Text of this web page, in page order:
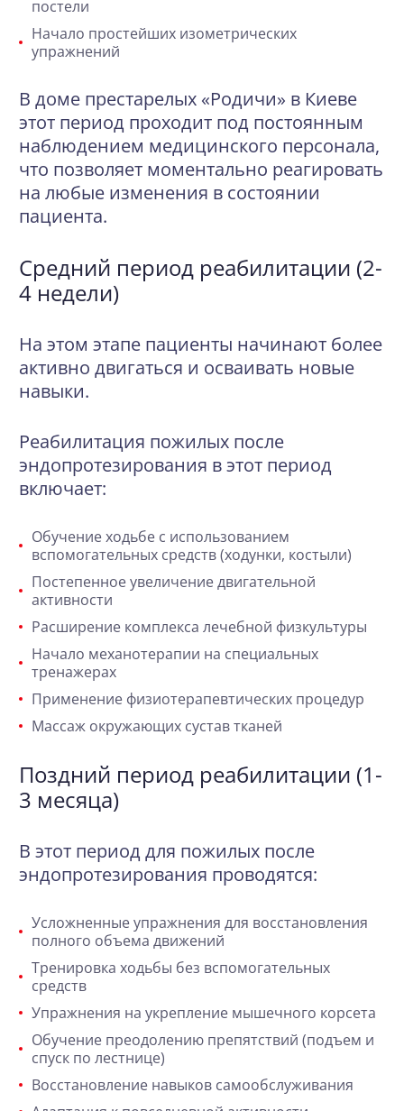
постели
Начало простейших изометрических
упражнений
В доме престарелых «Родичи» в Киеве
этот период проходит под постоянным
наблюдением медицинского персонала,
что позволяет моментально реагировать
на любые изменения в состоянии
пациента.
Средний период реабилитации (2-
4 недели)
На этом этапе пациенты начинают более
активно двигаться и осваивать новые
навыки.
Реабилитация пожилых после
эндопротезирования в этот период
включает:
Обучение ходьбе с использованием
вспомогательных средств (ходунки, костыли)
Постепенное увеличение двигательной
активности
Расширение комплекса лечебной физкультуры
Начало механотерапии на специальных
тренажерах
Применение физиотерапевтических процедур
Массаж окружающих сустав тканей
Поздний период реабилитации (1-
3 месяца)
В этот период для пожилых после
эндопротезирования проводятся:
Усложненные упражнения для восстановления
полного объема движений
Тренировка ходьбы без вспомогательных
средств
Упражнения на укрепление мышечного корсета
Обучение преодолению препятствий (подъем и
спуск по лестнице)
Восстановление навыков самообслуживания